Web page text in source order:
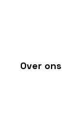
Over ons